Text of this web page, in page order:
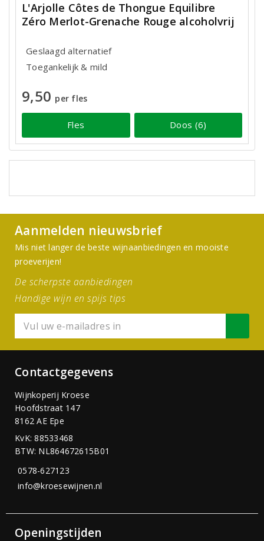
L'Arjolle Côtes de Thongue Equilibre
Zéro Merlot-Grenache Rouge alcoholvrij
Geslaagd alternatief
Toegankelijk & mild
9,50 per fles
Fles Doos (6)
Aanmelden nieuwsbrief
Mis niet langer de beste wijnaanbiedingen en mooiste
proeverijen!
De scherpste aanbiedingen
Handige wijn en spijs tips
Contactgegevens
Wijnkoperij Kroese
Hoofdstraat 147
8162 AE Epe
KvK: 88533468
BTW: NL864672615B01
0578-627123
info@kroesewijnen.nl
Openingstijden